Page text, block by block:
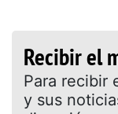
Recibir el
Para recibir
y sus